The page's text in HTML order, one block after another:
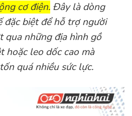
cơ điện. Đây là dòng
đặc biệt để hỗ trợ người
qua những địa hình gồ
hoặc leo dốc cao mà
quá nhiều sức lực.